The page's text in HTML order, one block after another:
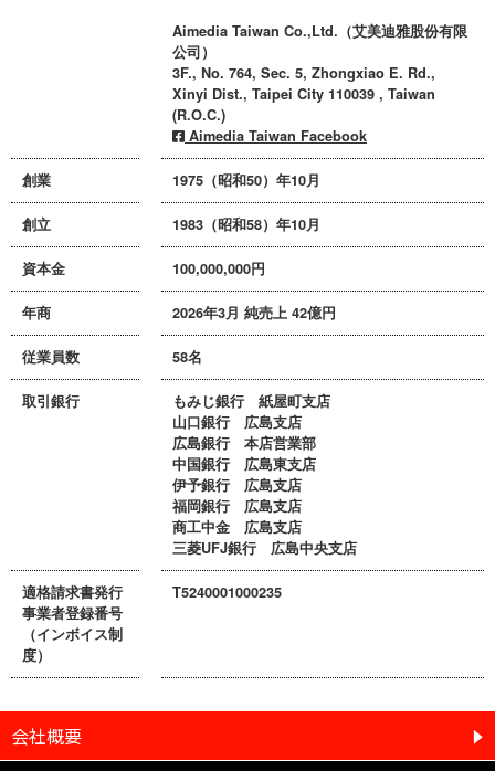
Aimedia Taiwan Co.,Ltd.（艾美迪雅股份有限
公司）
3F., No. 764, Sec. 5, Zhongxiao E. Rd.,
Xinyi Dist., Taipei City 110039 , Taiwan
(R.O.C.)
Aimedia Taiwan Facebook
創業 1975（昭和50）年10月
創立 1983（昭和58）年10月
資本金 100,000,000円
年商 2026年3月 純売上 42億円
従業員数 58名
取引銀行
もみじ銀行 紙屋町支店
山口銀行 広島支店
広島銀行 本店営業部
中国銀行 広島東支店
伊予銀行 広島支店
福岡銀行 広島支店
商工中金 広島支店
三菱UFJ銀行 広島中央支店
適格請求書発行
事業者登録番号
（インボイス制
度）
T5240001000235
会社概要